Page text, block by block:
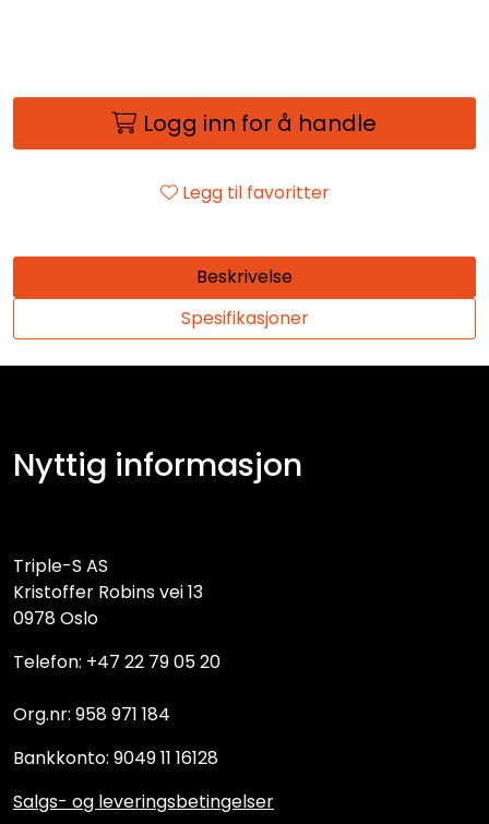
Logg inn for å handle
Legg til favoritter
Beskrivelse
Spesifikasjoner
Nyttig informasjon
Triple-S AS
Kristoffer Robins vei 13
0978 Oslo
Telefon: +47 22 79 05 20
Org.nr: 958 971 184
Bankkonto: 9049 11 16128
Salgs- og leveringsbetingelser